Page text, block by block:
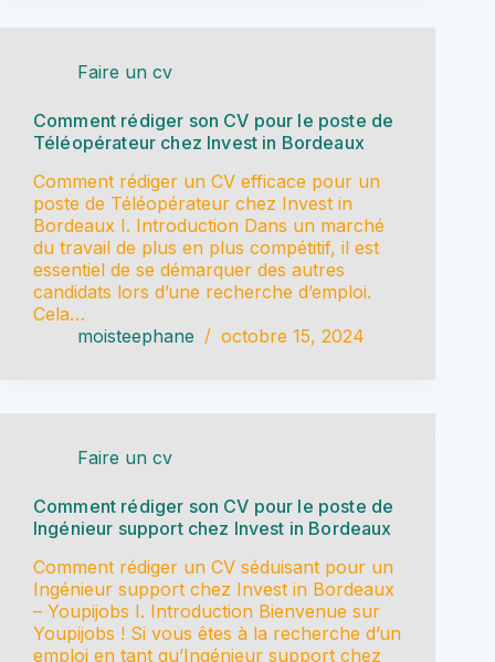
Faire un cv
Comment rédiger son CV pour le poste de
Téléopérateur chez Invest in Bordeaux
Comment rédiger un CV efficace pour un
poste de Téléopérateur chez Invest in
Bordeaux I. Introduction Dans un marché
du travail de plus en plus compétitif, il est
essentiel de se démarquer des autres
candidats lors d’une recherche d’emploi.
Cela…
moisteephane
octobre 15, 2024
Faire un cv
Comment rédiger son CV pour le poste de
Ingénieur support chez Invest in Bordeaux
Comment rédiger un CV séduisant pour un
Ingénieur support chez Invest in Bordeaux
– Youpijobs I. Introduction Bienvenue sur
Youpijobs ! Si vous êtes à la recherche d’un
emploi en tant qu’Ingénieur support chez